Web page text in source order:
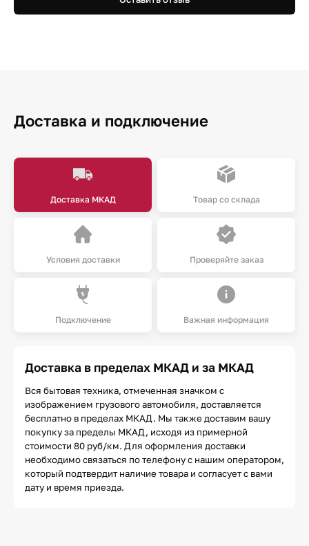
Доставка и подключение
Доставка МКАД Товар со склада
Условия доставки Проверяйте заказ
Подключение Важная информация
Доставка в пределах МКАД и за МКАД
Вся бытовая техника, отмеченная значком с
изображением грузового автомобиля, доставляется
бесплатно в пределах МКАД. Мы также доставим вашу
покупку за пределы МКАД, исходя из примерной
стоимости 80 руб/км. Для оформления доставки
необходимо связаться по телефону с нашим оператором,
который подтвердит наличие товара и согласует с вами
дату и время приезда.